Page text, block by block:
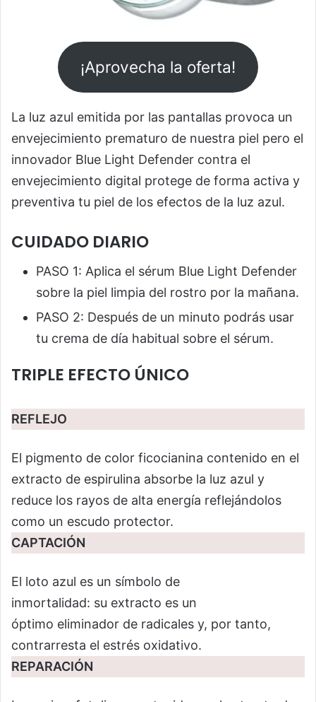
¡Aprovecha la oferta!
La luz azul emitida por las pantallas provoca un
envejecimiento prematuro de nuestra piel pero el
innovador Blue Light Defender contra el
envejecimiento digital protege de forma activa y
preventiva tu piel de los efectos de la luz azul.
CUIDADO DIARIO
PASO 1: Aplica el sérum Blue Light Defender
sobre la piel limpia del rostro por la mañana.
PASO 2: Después de un minuto podrás usar
tu crema de día habitual sobre el sérum.
TRIPLE EFECTO ÚNICO
REFLEJO
El pigmento de color ficocianina contenido en el
extracto de espirulina absorbe la luz azul y
reduce los rayos de alta energía reflejándolos
como un escudo protector.
CAPTACIÓN
El loto azul es un símbolo de
inmortalidad: su extracto es un
óptimo eliminador de radicales y, por tanto,
contrarresta el estrés oxidativo.
REPARACIÓN